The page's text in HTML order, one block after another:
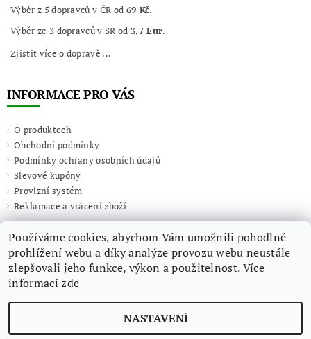
Výběr z 5 dopravců v ČR od 69 Kč.
Výběr ze 3 dopravců v SR od 3,7 Eur.
Zjistit více o dopravě ...
INFORMACE PRO VÁS
O produktech
Obchodní podmínky
Podmínky ochrany osobních údajů
Slevové kupóny
Provizní systém
Reklamace a vrácení zboží
Používáme cookies, abychom Vám umožnili pohodlné
prohlížení webu a díky analýze provozu webu neustále
zlepšovali jeho funkce, výkon a použitelnost. Více
informacízde
NASTAVENÍ